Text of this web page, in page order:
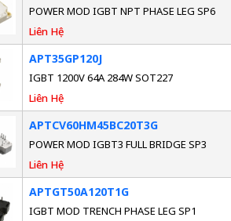
POWER MOD IGBT NPT PHASE LEG SP6
Liên Hệ
APT35GP120J
IGBT 1200V 64A 284W SOT227
Liên Hệ
APTCV60HM45BC20T3G
POWER MOD IGBT3 FULL BRIDGE SP3
Liên Hệ
APTGT50A120T1G
IGBT MOD TRENCH PHASE LEG SP1